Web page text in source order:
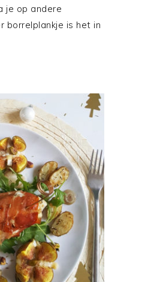
je op andere
borrelplankje is het in